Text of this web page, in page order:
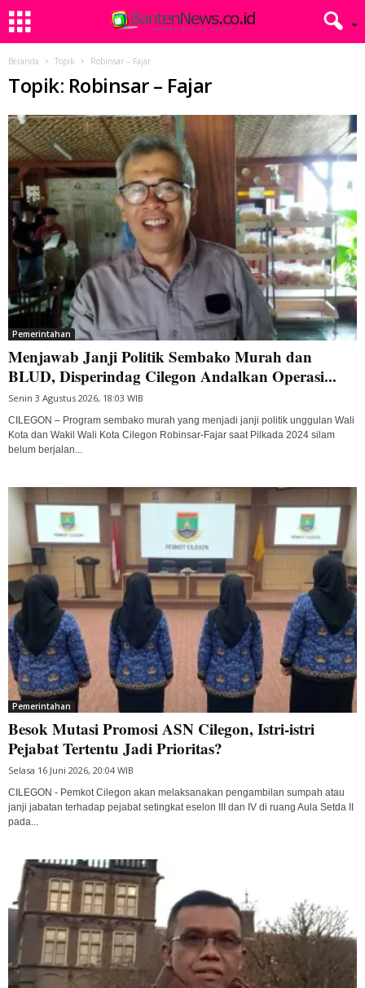
Beranda Topik Robinsar – Fajar
Topik: Robinsar – Fajar
Pemerintahan
Menjawab Janji Politik Sembako Murah dan
BLUD, Disperindag Cilegon Andalkan Operasi...
Senin 3 Agustus 2026, 18:03 WIB
CILEGON – Program sembako murah yang menjadi janji politik unggulan Wali
Kota dan Wakil Wali Kota Cilegon Robinsar-Fajar saat Pilkada 2024 silam
belum berjalan...
Pemerintahan
Besok Mutasi Promosi ASN Cilegon, Istri-istri
Pejabat Tertentu Jadi Prioritas?
Selasa 16 Juni 2026, 20:04 WIB
CILEGON - Pemkot Cilegon akan melaksanakan pengambilan sumpah atau
janji jabatan terhadap pejabat setingkat eselon III dan IV di ruang Aula Setda II
pada...